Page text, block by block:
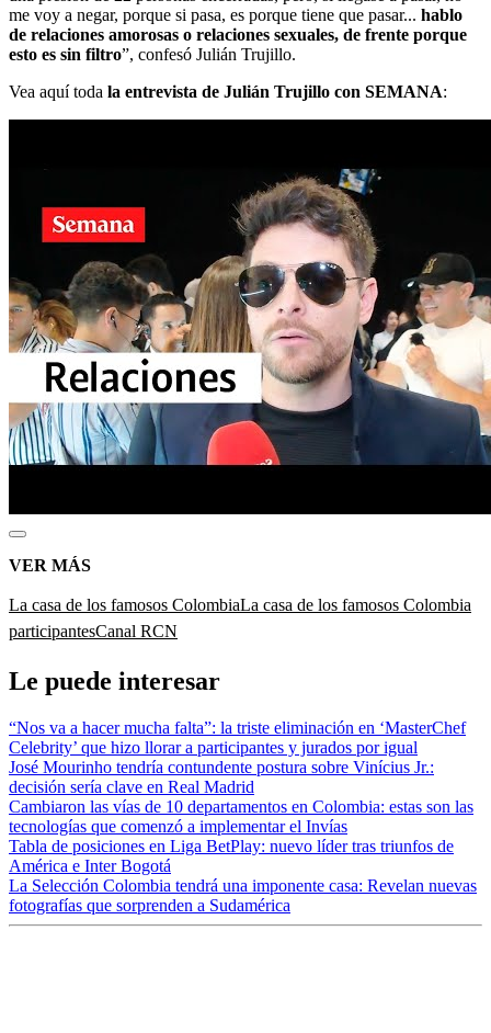
me voy a negar, porque si pasa, es porque tiene que pasar... hablo
de relaciones amorosas o relaciones sexuales, de frente porque
esto es sin filtro”, confesó Julián Trujillo.
Vea aquí toda la entrevista de Julián Trujillo con SEMANA:
VER MÁS
La casa de los famosos ColombiaLa casa de los famosos Colombia
participantesCanal RCN
Le puede interesar
“Nos va a hacer mucha falta”: la triste eliminación en ‘MasterChef
Celebrity’ que hizo llorar a participantes y jurados por igual
José Mourinho tendría contundente postura sobre Vinícius Jr.:
decisión sería clave en Real Madrid
Cambiaron las vías de 10 departamentos en Colombia: estas son las
tecnologías que comenzó a implementar el Invías
Tabla de posiciones en Liga BetPlay: nuevo líder tras triunfos de
América e Inter Bogotá
La Selección Colombia tendrá una imponente casa: Revelan nuevas
fotografías que sorprenden a Sudamérica